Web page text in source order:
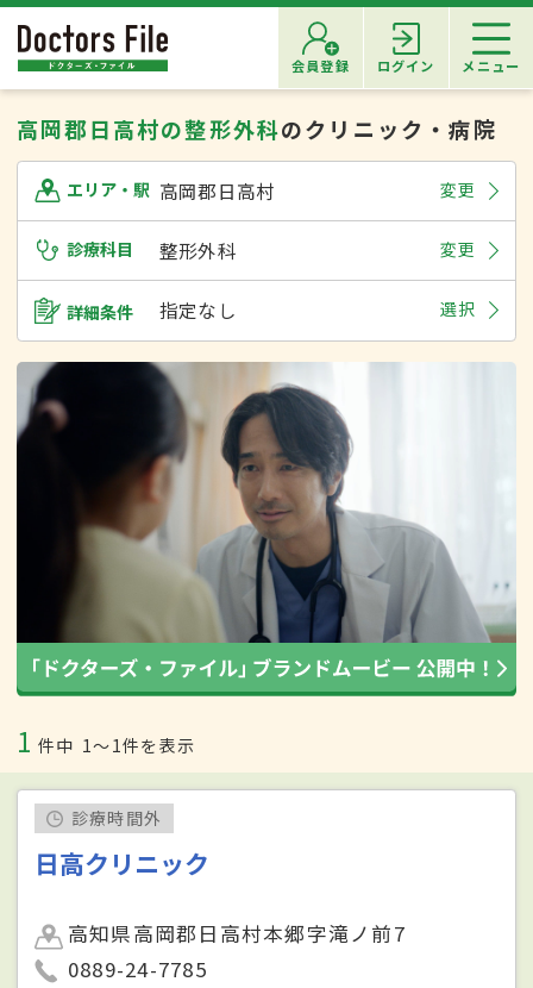
会員登録 ログイン メニュー
高岡郡日高村の整形外科のクリニック・病院
エリア・駅 高岡郡日高村 変更
診療科目 整形外科 変更
詳細条件 指定なし 選択
1 件中 1〜1件を表示
診療時間外
日高クリニック
高知県高岡郡日高村本郷字滝ノ前7
0889-24-7785